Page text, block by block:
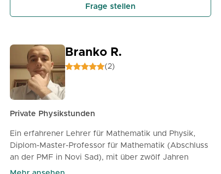
Frage stellen
Branko R.
(2)
Private Physikstunden
Ein erfahrener Lehrer für Mathematik und Physik,
Diplom-Master-Professor für Mathematik (Abschluss
an der PMF in Novi Sad), mit über zwölf Jahren
Berufserfahrung in Grundschulen und